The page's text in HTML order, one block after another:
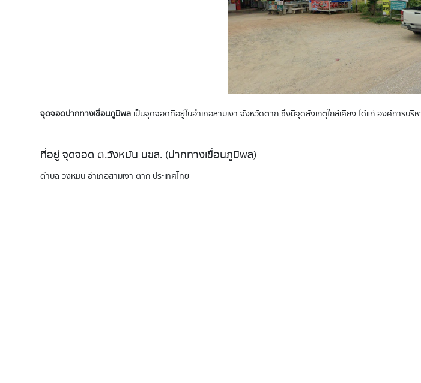
จุดจอดปากทางเขื่อนภูมิพล เป็นจุดจอดที่อยู่ในอำเภอสามเงา จังหวัดตาก ซึ่งมีจุดสังเกตุใกล้เคียง ได้แก่ องค์การ
ที่อยู่ จุดจอด ต.วังหมัน บขส. (ปากทางเขื่อนภูมิพล)
ตำบล วังหมัน อำเภอสามเงา ตาก ประเทศไทย